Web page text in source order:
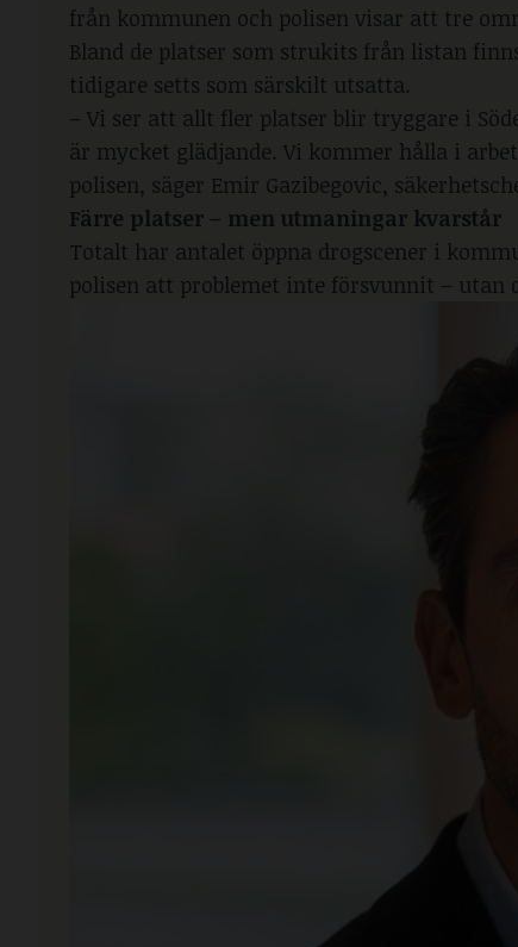
från kommunen och polisen visar att tre
Bland de platser som strukits från listan
tidigare setts som särskilt utsatta.
– Vi ser att allt fler platser blir tryggare i
är mycket glädjande. Vi kommer hålla i
polisen, säger Emir Gazibegovic,
Färre platser – men utmaningar kvarstår
Totalt har antalet öppna drogscener i
polisen att problemet inte försvunnit – utan